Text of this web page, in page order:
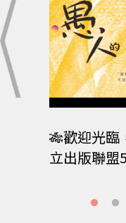
🎋歡迎光
立出版聯盟